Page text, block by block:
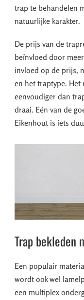
trap te behandelen
natuurlijke karakter.
De prijs van de
beïnvloed door
invloed op de prijs,
en het traptype. Het
eenvoudiger dan
draai. Eén van de
Eikenhout is iets
Trap bekleden
Een populair
wordt ook wel
een multiplex